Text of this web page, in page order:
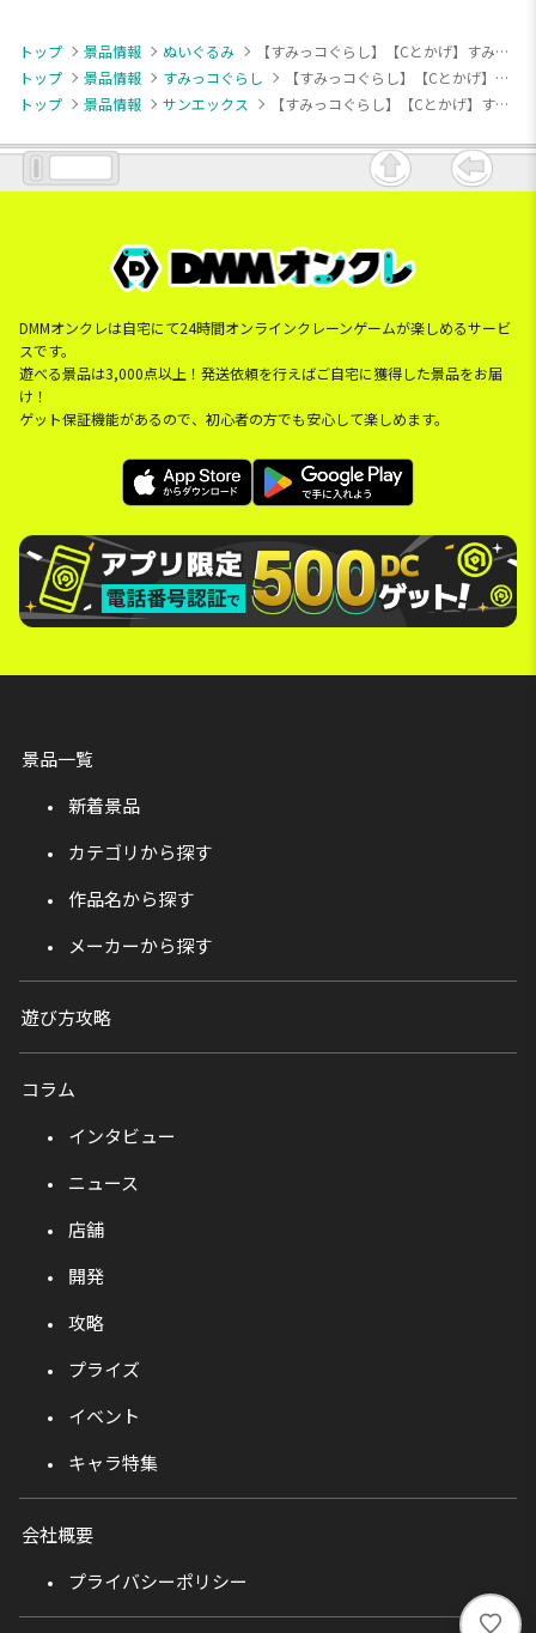
トップ 景品情報 ぬいぐるみ
【すみっコぐらし】【Cとかげ】すみっコぐらし チェックワンピースぬいぐるみ
トップ
景品情報 すみっコぐらし
【すみっコぐらし】【Cとかげ】すみっコぐらし チェックワンピースぬいぐるみ
トップ
景品情報 サンエックス 【すみっコぐらし】【Cとかげ】すみっコぐらし チェックワンピースぬいぐるみ
DMMオンクレは自宅にて24時間オンラインクレーンゲームが楽しめるサービ
スです。
遊べる景品は3,000点以上！発送依頼を行えばご自宅に獲得した景品をお届
け！
ゲット保証機能があるので、初心者の方でも安心して楽しめます。
景品一覧
新着景品
カテゴリから探す
作品名から探す
メーカーから探す
遊び方攻略
コラム
インタビュー
ニュース
店舗
開発
攻略
プライズ
イベント
キャラ特集
会社概要
プライバシーポリシー